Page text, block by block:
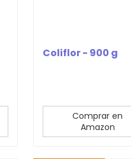
Coliflor - 900 g
Comprar en
Amazon